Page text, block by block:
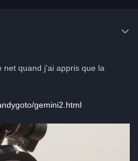
net quand j'ai appris que la
gemini2.html